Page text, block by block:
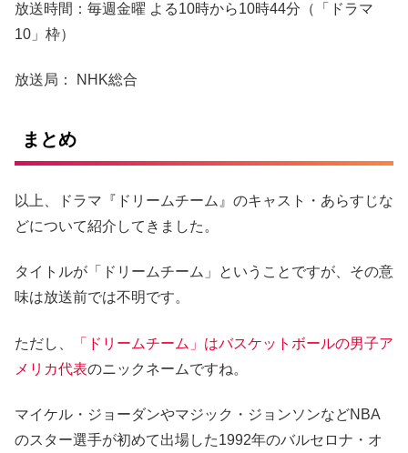
放送時間：毎週金曜 よる10時から10時44分（「ドラマ
10」枠）
放送局： NHK総合
まとめ
以上、ドラマ『ドリームチーム』のキャスト・あらすじな
どについて紹介してきました。
タイトルが「ドリームチーム」ということですが、その意
味は放送前では不明です。
ただし、 「ドリームチーム」はバスケットボールの男子ア
メリカ代表のニックネームですね。
マイケル・ジョーダンやマジック・ジョンソンなどNBA
のスター選手が初めて出場した1992年のバルセロナ・オ